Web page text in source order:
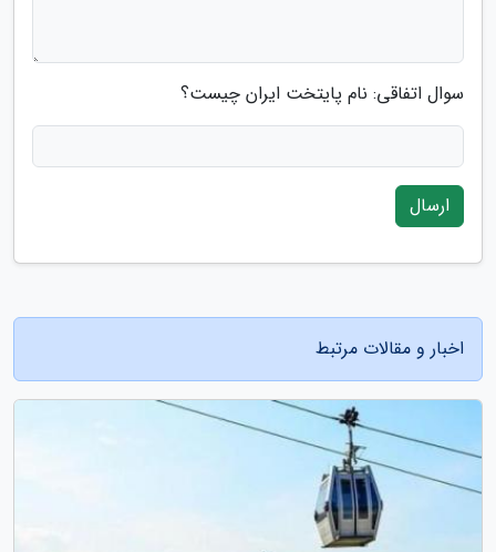
سوال اتفاقی: نام پایتخت ایران چیست؟
ارسال
اخبار و مقالات مرتبط